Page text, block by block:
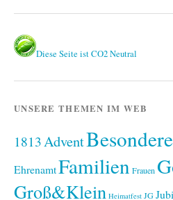
Diese Seite ist CO2 Neutral
UNSERE THEMEN IM WEB
1813Advent
EhrenamtFamilien Frauen
Groß&Klein Heimatfest JG